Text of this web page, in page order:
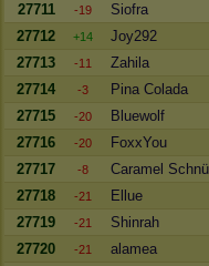
27711
-19
Siofra
27712
+14
Joy292
27713
-11
Zahila
27714
-3
Pina Colada
27715
-20
Bluewolf
27716
-20
FoxxYou
27717
-8
Caramel
27718
-21
Ellue
27719
-21
Shinrah
27720
-21
alamea